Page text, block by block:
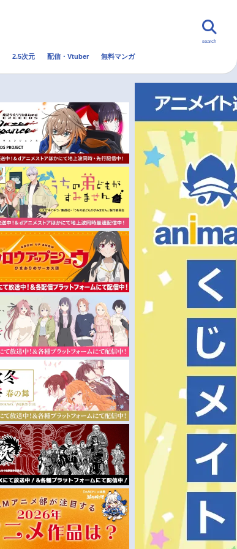
トレンド 無料マンガ
秋アニメ
冬アニメ
search
2.5次元 配信・Vtuber 無料マンガ